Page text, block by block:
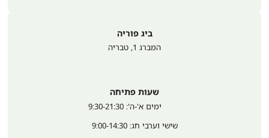
ביג פוריה
המברג 1 , טבריה
שעות פתיחה
שישי וערבי חג: 9:00-14:30